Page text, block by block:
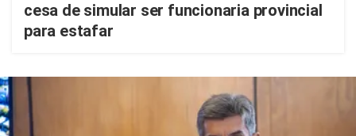
cesa de simular ser funcionaria provincial
para estafar